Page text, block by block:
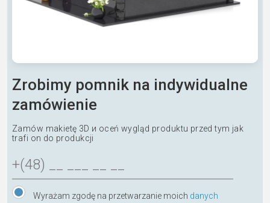
Zrobimy pomnik na indywidualne
zamówienie
Zamów makietę 3D и oceń wygląd produktu przed tym jak
trafi on do produkcji
Wyrażam zgodę na przetwarzanie moich danych